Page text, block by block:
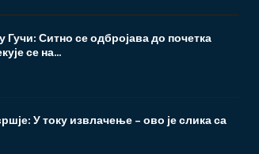
Ситно се одбројава до почетка
се на...
У току извлачење – ово је слика са